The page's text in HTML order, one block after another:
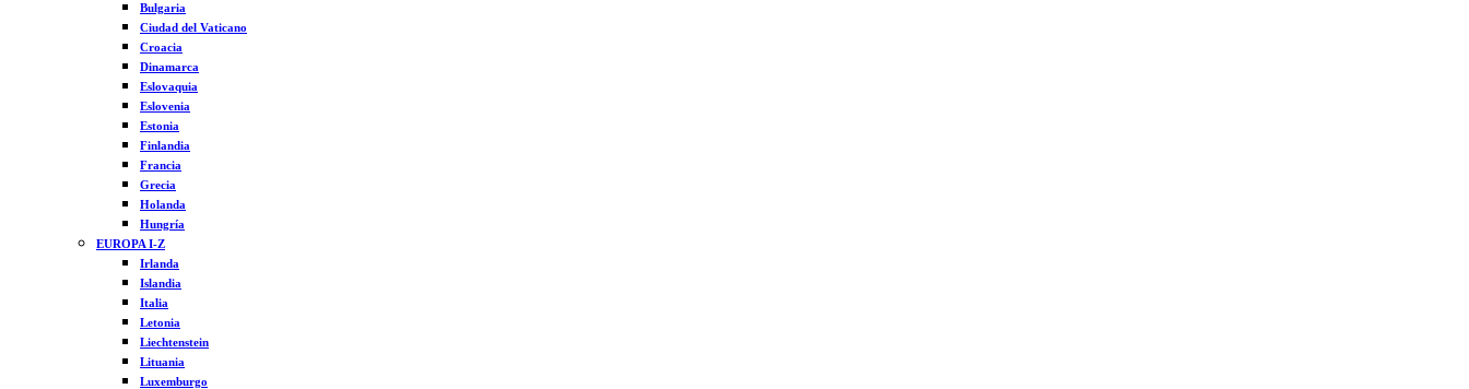
Bulgaria
Ciudad del Vaticano
Croacia
Dinamarca
Eslovaquia
Eslovenia
Estonia
Finlandia
Francia
Grecia
Holanda
Hungría
EUROPA I-Z
Irlanda
Islandia
Italia
Letonia
Liechtenstein
Lituania
Luxemburgo